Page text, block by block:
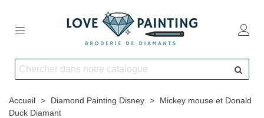
Accueil > Diamond Painting Disney >
Mickey mouse et Donald
Duck Diamant